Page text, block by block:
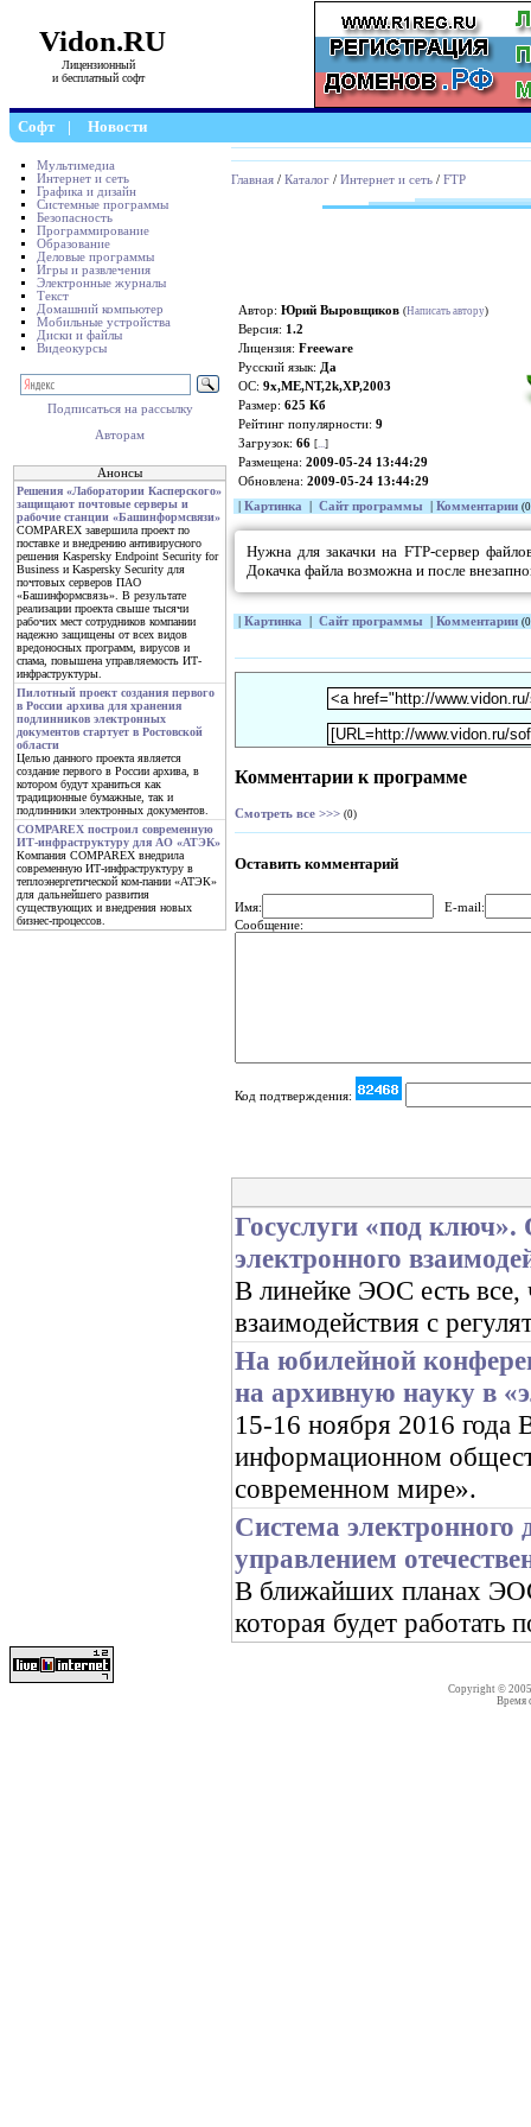
Vidon.RU
Лицензионный
и бесплатный софт
Софт | Новости
Мультимедиа
Интернет и сеть
Графика и дизайн
Системные программы
Безопасность
Программирование
Образование
Деловые программы
Игры и развлечения
Электронные журналы
Текст
Домашний компьютер
Мобильные устройства
Диски и файлы
Видеокурсы
Подписаться на рассылку
Авторам
Анонсы
Решения «Лаборатории Касперского»
защищают почтовые серверы и
рабочие станции «Башинформсвязи»
COMPAREX завершила проект по
поставке и внедрению антивирусного
решения Kaspersky Endpoint Security for
Business и Kaspersky Security для
почтовых серверов ПАО
«Башинформсвязь». В результате
реализации проекта свыше тысячи
рабочих мест сотрудников компании
надежно защищены от всех видов
вредоносных программ, вирусов и
спама, повышена управляемость ИТ-
инфраструктуры.
Пилотный проект создания первого
в России архива для хранения
подлинников электронных
документов стартует в Ростовской
области
Целью данного проекта является
создание первого в России архива, в
котором будут храниться как
традиционные бумажные, так и
подлинники электронных документов.
COMPAREX построил современную
ИТ-инфраструктуру для АО «АТЭК»
Компания COMPAREX внедрила
современную ИТ-инфраструктуру в
теплоэнергетической ком-пании «АТЭК»
для дальнейшего развития
существующих и внедрения новых
бизнес-процессов.
Главная / Каталог / Интернет и сеть / FTP
Автор: Юрий Выровщиков (Написать автору)
Версия: 1.2
Лицензия: Freeware
Русский язык: Да
ОС: 9x,ME,NT,2k,XP,2003
Размер: 625 Кб
Рейтинг популярности: 9
Загрузок: 66 [...]
Размещена: 2009-05-24 13:44:29
Обновлена: 2009-05-24 13:44:29
Картинка Сайт программы Комментарии
Нужна для закачки на FTP-сервер
Докачка файла возможна и после
Картинка Сайт программы Комментарии
Комментарии к программе
Смотреть все >>> (0)
Оставить комментарий
Имя:
E-mail:
Сообщение:
Код подтверждения:
Госуслуги «под
электронного
В линейке ЭОС есть все,
взаимодействия с
На юбилейной
на архивную науку в
15-16 ноября 2016
информационном
современном мире».
Система
управлением
В ближайших планах
которая будет
Copyright ©
Время